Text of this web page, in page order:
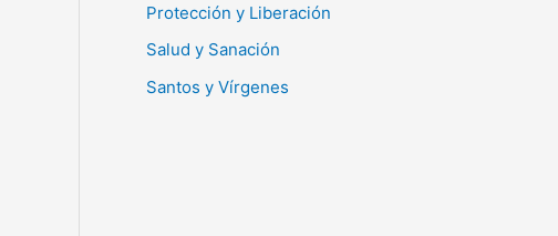
Protección y Liberación
Salud y Sanación
Santos y Vírgenes